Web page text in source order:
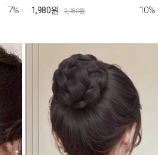
7% 1,980원 2,180원 10%